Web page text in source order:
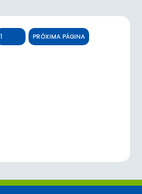
PRÓXIMA PÁGINA